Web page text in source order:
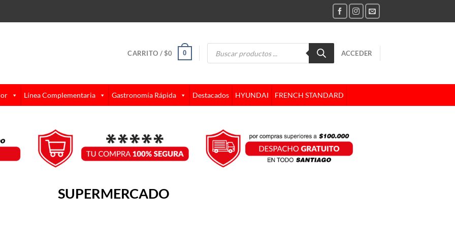
CARRITO /$0 0
Búsqueda
ACCEDER
Línea Complementaria Gastronomía Rápida Destacados HYUNDAI FRENCH STANDARD
SUPERMERCADO